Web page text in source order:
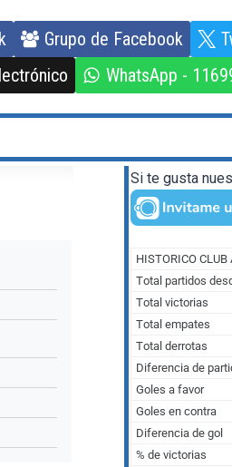
Grupo de Facebook
WhatsApp -
Si te gusta